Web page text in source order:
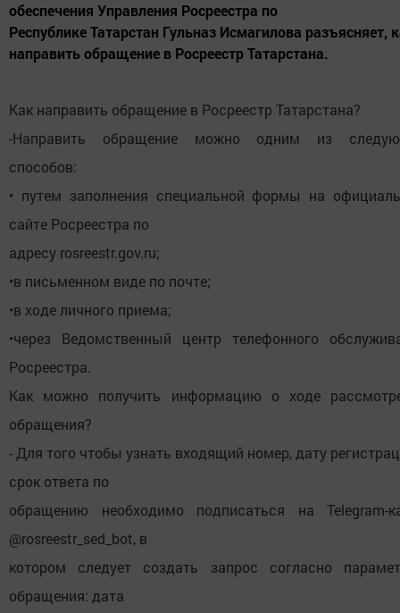
обеспечения Управления Росреестра по
Республике Татарстан Гульназ Исмагилова разъясняет,
направить обращение в Росреестр Татарстана.
Как направить обращение в Росреестр Татарстана?
-Направить обращение можно одним из
способов:
• путем заполнения специальной формы на
сайте Росреестра по
адресу rosreestr.gov.ru;
•в письменном виде по почте;
•в ходе личного приема;
•через Ведомственный центр телефонного
Росреестра.
Как можно получить информацию о ходе
обращения?
- Для того чтобы узнать входящий номер, дату
срок ответа по
обращению необходимо подписаться на Telegram-
@rosreestr_sed_bot, в
котором следует создать запрос согласно
обращения: дата